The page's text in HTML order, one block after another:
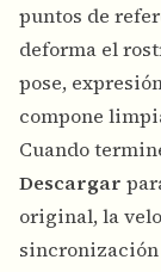
puntos de
deforma el
pose,
compone
Cuando
Descargar
original, la
sincronización